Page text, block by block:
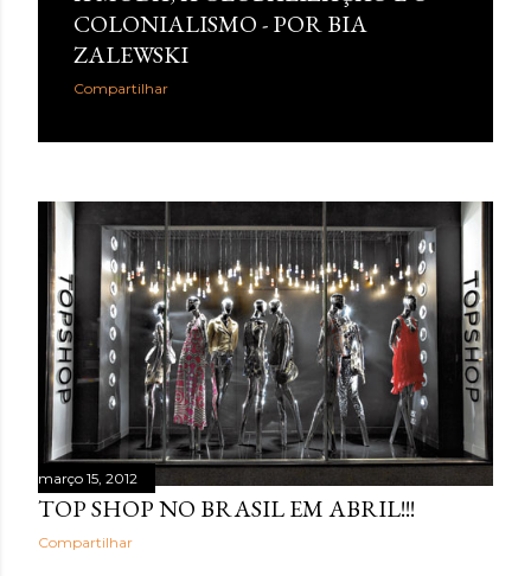
COLONIALISMO - POR BIA
ZALEWSKI
Compartilhar
março 15, 2012
TOP SHOP NO BRASIL EM ABRIL!!!
Compartilhar